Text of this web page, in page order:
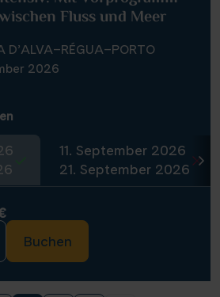
Fluss und Meer
D’ALVA–RÉGUA–PORTO
2026
11. September 2026
21. September 2026
Buchen